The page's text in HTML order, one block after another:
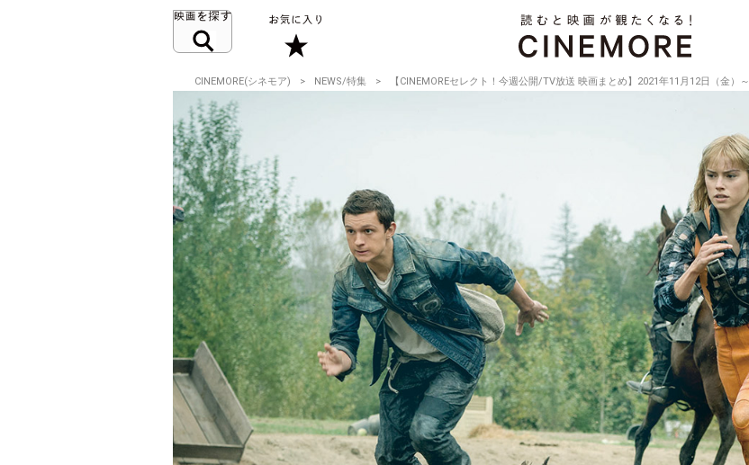
CINEMORE(シネモア) NEWS/特集 【CINEMOREセレクト！今週公開/TV放送 映画まとめ】2021年11月12日（金）～